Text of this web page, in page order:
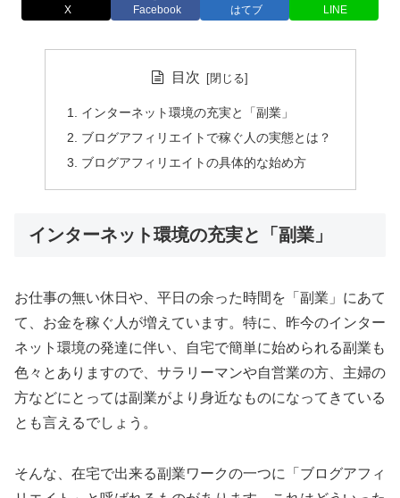
X Facebook はてブ LINE
目次
インターネット環境の充実と「副業」
ブログアフィリエイトで稼ぐ人の実態とは？
ブログアフィリエイトの具体的な始め方
インターネット環境の充実と「副業」
お仕事の無い休日や、平日の余った時間を「副業」にあて
て、お金を稼ぐ人が増えています。特に、昨今のインター
ネット環境の発達に伴い、自宅で簡単に始められる副業も
色々とありますので、サラリーマンや自営業の方、主婦の
方などにとっては副業がより身近なものになってきている
とも言えるでしょう。
そんな、在宅で出来る副業ワークの一つに「ブログアフィ